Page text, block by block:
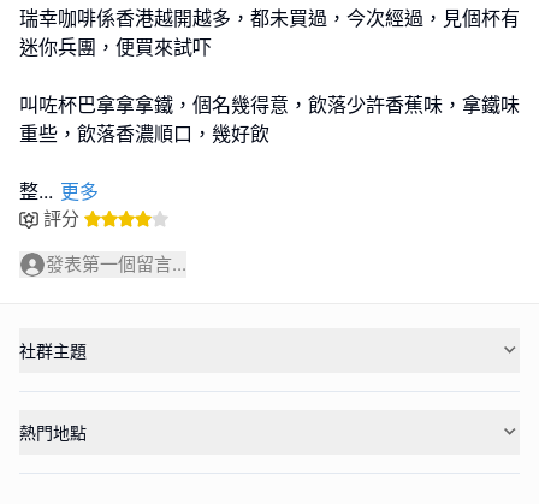
瑞幸咖啡係香港越開越多，都未買過，今次經過，見個杯有
迷你兵團，便買來試吓
叫咗杯巴拿拿拿鐵，個名幾得意，飲落少許香蕉味，拿鐵味
重些，飲落香濃順口，幾好飲
整... 更多
評分
發表第一個留言...
社群主題
熱門地點